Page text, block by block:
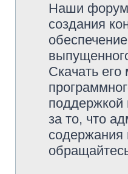
Наши
создания
Скачать
поддержкой
за то, что
содержания